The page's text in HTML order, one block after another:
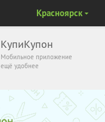
КупиКупон
Мобильное приложение
ещё удобнее
Красноярск